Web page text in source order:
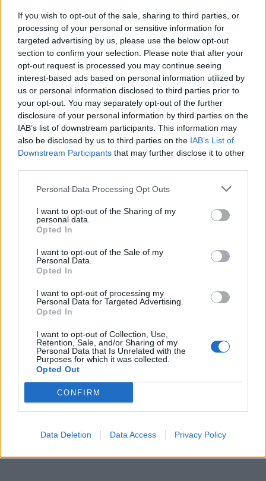
If you wish to opt-out of the sale, sharing to third parties, or
processing of your personal or sensitive information for
targeted advertising by us, please use the below opt-out
section to confirm your selection. Please note that after your
opt-out request is processed you may continue seeing
interest-based ads based on personal information utilized by
us or personal information disclosed to third parties prior to
your opt-out. You may separately opt-out of the further
disclosure of your personal information by third parties on the
IAB’s list of downstream participants. This information may
also be disclosed by us to third parties on the IAB’s List of
Downstream Participants that may further disclose it to other
Personal Data Processing Opt Outs
I want to opt-out of the Sharing of my
personal data.
Opted In
I want to opt-out of the Sale of my
Personal Data.
Opted In
I want to opt-out of processing my
Personal Data for Targeted Advertising.
Opted In
I want to opt-out of Collection, Use,
Retention, Sale, and/or Sharing of my
Personal Data that Is Unrelated with the
Purposes for which it was collected.
Opted Out
CONFIRM
Data Deletion Data Access Privacy Policy
Prishtina Tournament”
përfundon me sukses mes
emocionesh dhe spektakli –
Trofeu i takon ‘Mercedes Getit’
Prishtina kërkon reagim
ndërkombëtar ndaj
kërcënimeve dhe armatosjes
së Serbisë
Autostrada Elbasan-
Rrogozhinë, ARRSH: Nyja
ndërtohet në një fazë të dytë
sulmuesit shkëlqejnë me klubet
FOTO/ Tërmeti me magnitudë
bllokuar nën rrënoja